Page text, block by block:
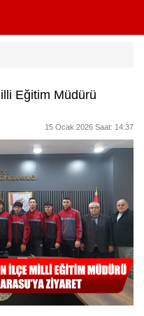
Eğitim Müdürü
15 Ocak 2026 Saat: 14:37